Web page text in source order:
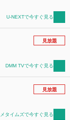
U-NEXTで今すぐ見る
見放題
DMM TVで今すぐ見る
見放題
タイムズで今すぐ見る